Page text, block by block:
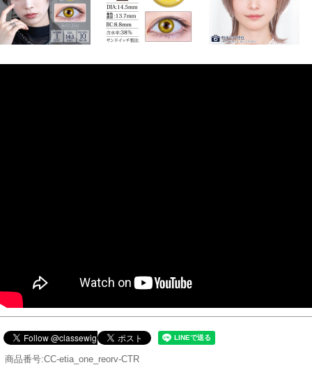
商品番号:CC-etia_one_reorv-CTR